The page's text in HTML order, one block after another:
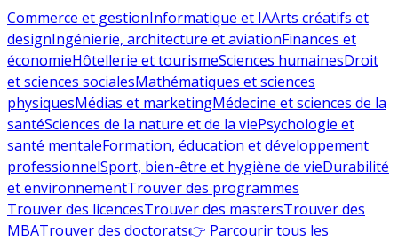
Commerce et gestionInformatique et IAArts créatifs et
designIngénierie, architecture et aviationFinances et
économieHôtellerie et tourismeSciences humainesDroit
et sciences socialesMathématiques et sciences
physiquesMédias et marketingMédecine et sciences de la
santéSciences de la nature et de la viePsychologie et
santé mentaleFormation, éducation et développement
professionnelSport, bien-être et hygiène de vieDurabilité
et environnementTrouver des programmes
Trouver des licencesTrouver des mastersTrouver des
MBATrouver des doctorats👉 Parcourir tous les